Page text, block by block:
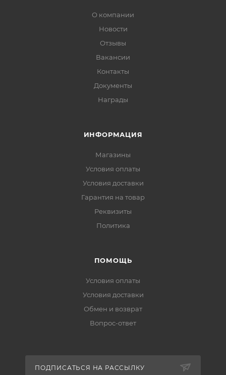
О компании
Новости
Отзывы
Вакансии
Контакты
Документы
Награды
ИНФОРМАЦИЯ
Магазины
Условия оплаты
Условия доставки
Гарантия на товар
Реквизиты
Политика
ПОМОЩЬ
Условия оплаты
Условия доставки
Обмен и возврат
Вопрос-ответ
ПОДПИСАТЬСЯ НА РАССЫЛКУ